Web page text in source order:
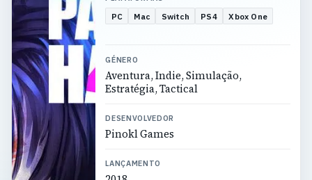
PC Mac Switch PS4 Xbox One
GÉNERO
Aventura, Indie, Simulação,
Estratégia, Tactical
DESENVOLVEDOR
Pinokl Games
LANÇAMENTO